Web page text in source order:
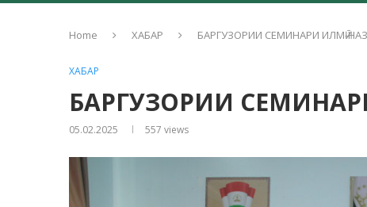
Home ХАБАР БАРГУЗОРИИ СЕМИНАРИ ИЛМӢ-
ХАБАР
БАРГУЗОРИИ
05.02.2025 557 views